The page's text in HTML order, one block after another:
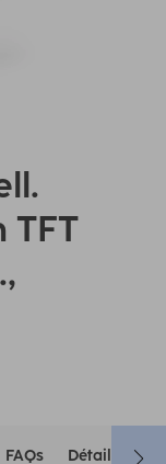
TFT
FAQs Détails